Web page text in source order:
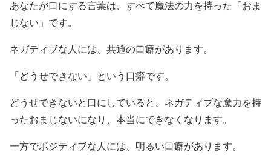
あなたが口にする言葉は、すべて魔法の力を持った「おま
じない」です。
ネガティブな人には、共通の口癖があります。
「どうせできない」という口癖です。
どうせできないと口にしていると、ネガティブな魔力を持
ったおまじないになり、本当にできなくなります。
一方でポジティブな人には、明るい口癖があります。